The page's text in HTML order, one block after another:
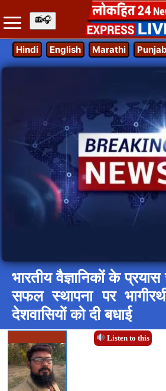
Hindi English Marathi
भारतीय वैज्ञानिकों के
सफल स्थापना पर
देशवासियों को दी बधाई
Listen to this